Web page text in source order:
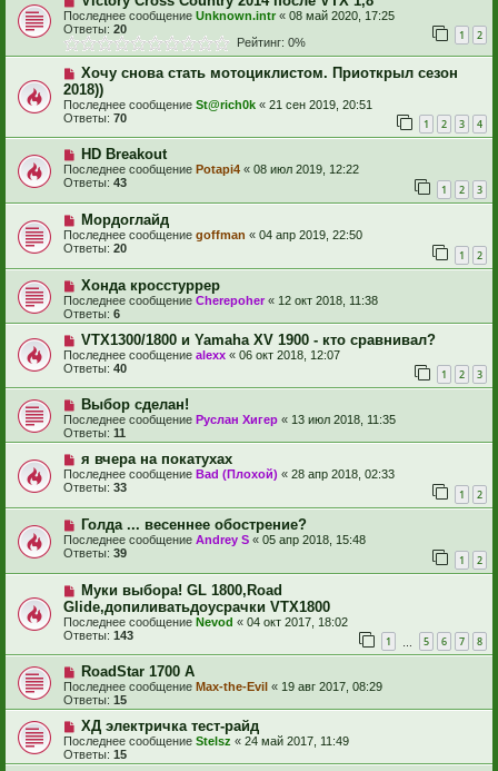
Последнее сообщение Unknown.intr « 08 май 2020, 17:25
Ответы: 20 1 2
Рейтинг: 0%
Хочу снова стать мотоциклистом. Приоткрыл сезон
2018))
Последнее сообщение St@rich0k « 21 сен 2019, 20:51
Ответы: 70 1 2 3 4
HD Breakout
Последнее сообщение Potapi4 « 08 июл 2019, 12:22
Ответы: 43 1 2 3
Мордоглайд
Последнее сообщение goffman « 04 апр 2019, 22:50
Ответы: 20 1 2
Хонда кросстуррер
Последнее сообщение Cherepoher« 12 окт 2018, 11:38
Ответы: 6
VTX1300/1800 и Yamaha XV 1900 - кто сравнивал?
Последнее сообщение alexx « 06 окт 2018, 12:07
Ответы: 40 1 2 3
Выбор сделан!
Последнее сообщение Руслан Хигер « 13 июл 2018, 11:35
Ответы: 11
я вчера на покатухах
Последнее сообщение Bad (Плохой) « 28 апр 2018, 02:33
Ответы: 33 1 2
Голда ... весеннее обострение?
Последнее сообщение Andrey S « 05 апр 2018, 15:48
Ответы: 39 1 2
Муки выбора! GL 1800,Road
Glide,допиливатьдоусрачки VTX1800
Последнее сообщение Nevod « 04 окт 2017, 18:02
Ответы: 143 1 5 6 7 8
RoadStar 1700 A
Последнее сообщение Max-the-Evil « 19 авг 2017, 08:29
Ответы: 15
ХД электричка тест-райд
Последнее сообщение Stelsz « 24 май 2017, 11:49
Ответы: 15